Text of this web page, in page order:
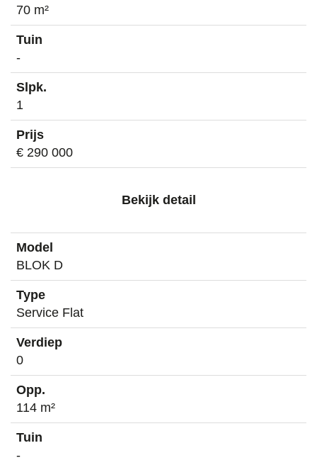
70 m²
-
1
€ 290 000
Bekijk detail
BLOK D
Service Flat
0
114 m²
-